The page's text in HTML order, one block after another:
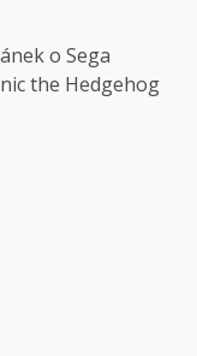
o Sega
the Hedgehog